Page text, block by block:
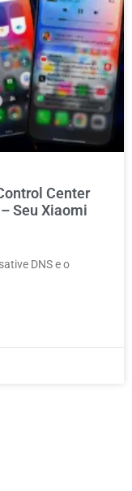
Center
Seu Xiaomi
DNS e o